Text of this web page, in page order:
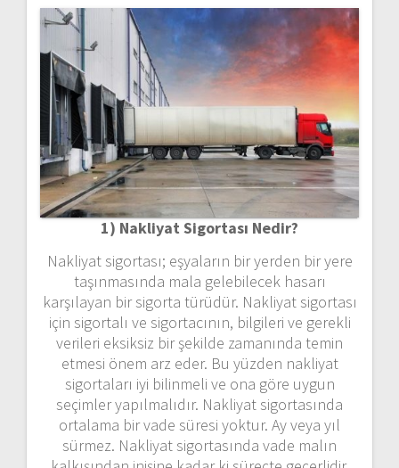
1) Nakliyat Sigortası Nedir?
Nakliyat sigortası; eşyaların bir yerden bir yere
taşınmasında mala gelebilecek hasarı
karşılayan bir sigorta türüdür. Nakliyat sigortası
için sigortalı ve sigortacının, bilgileri ve gerekli
verileri eksiksiz bir şekilde zamanında temin
etmesi önem arz eder. Bu yüzden nakliyat
sigortaları iyi bilinmeli ve ona göre uygun
seçimler yapılmalıdır. Nakliyat sigortasında
ortalama bir vade süresi yoktur. Ay veya yıl
sürmez. Nakliyat sigortasında vade malın